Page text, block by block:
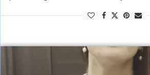
raporunu dahi hiçe sayıyorlar. Zafere kadar